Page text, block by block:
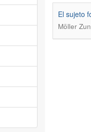
El sujeto
Möller